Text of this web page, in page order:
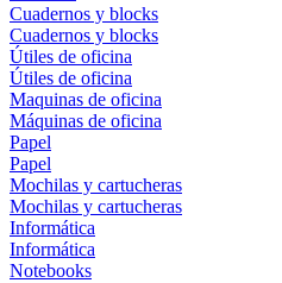
Cuadernos y blocks
Cuadernos y blocks
Útiles de oficina
Útiles de oficina
Maquinas de oficina
Máquinas de oficina
Papel
Papel
Mochilas y cartucheras
Mochilas y cartucheras
Informática
Informática
Notebooks